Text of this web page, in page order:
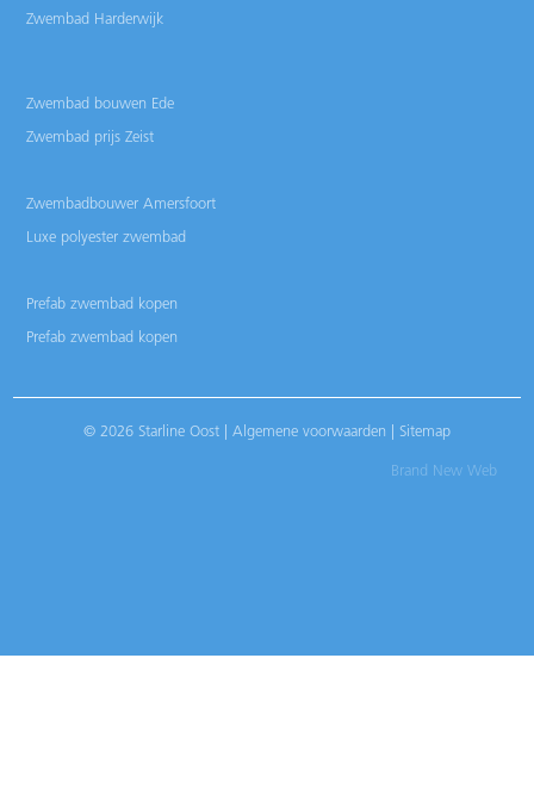
Zwembad Harderwijk
Zwembad bouwen Ede
Zwembad prijs Zeist
Zwembadbouwer Amersfoort
Luxe polyester zwembad
Prefab zwembad kopen
Prefab zwembad kopen
© 2026 Starline Oost | Algemene voorwaarden Sitemap
Brand New Web